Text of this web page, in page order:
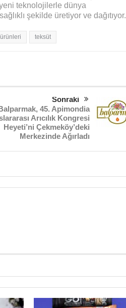
teknolojilerle dünya
şekilde üretiyor ve dağıtıyor.
teksüt
Sonraki
45. Apimondia
Arıcılık Kongresi
Heyeti’ni Çekmeköy’deki
Merkezinde Ağırladı